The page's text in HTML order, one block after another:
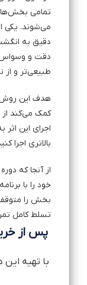
تمامی بخش‌ها
می‌شوند. یکی
دقیق به
دقت و وسواس
طبیعی‌تر و از
هدف این روش
کمک می‌کند از
اجرای این
بالاتری اجرا
از آنجا که
خود را با
بخش را متوقف
تسلط کامل
پس از
با تهیه